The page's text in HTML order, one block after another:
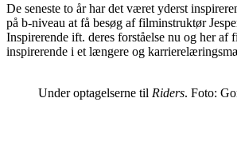
De seneste to år har det været yderst
på b-niveau at få besøg af filminstruktør
Inspirerende ift. deres forståelse nu og her af
inspirerende i et længere og
Under optagelserne til Riders. Foto: